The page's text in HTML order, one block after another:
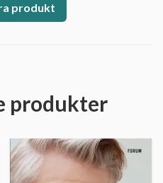
produkt
produkter